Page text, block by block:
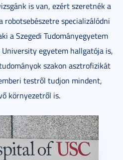
is van, ezért szeretnék a
robotsebészetre specializálódni
a Szegedi Tudományegyetem
egyetem hallgatója is,
szakon asztrofizikát
testről tudjon mindent,
környezetről is.